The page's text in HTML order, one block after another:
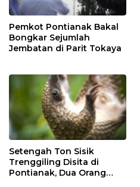
Pemkot Pontianak Bakal
Bongkar Sejumlah
Jembatan di Parit Tokaya
Setengah Ton Sisik
Trenggiling Disita di
Pontianak, Dua Orang